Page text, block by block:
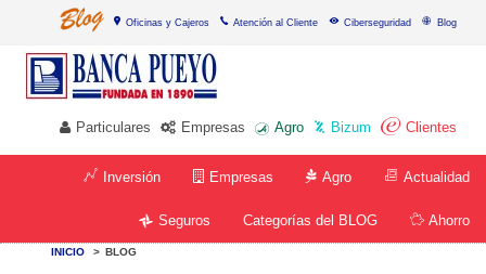
Oficinas y Cajeros Atención al Cliente Ciberseguridad Blog
Particulares Empresas Agro Bizum Clientes
Actualidad
Agro
Empresas
Inversión
Ahorro
Categorías del BLOG
Seguros
INICIO > BLOG